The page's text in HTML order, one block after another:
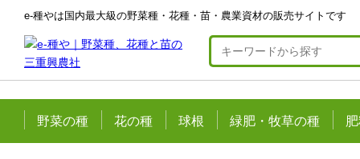
e-種やは国内最大級の野菜種・花種・苗・農業資材の販売サイトです
野菜の種 花の種 球根 緑肥・牧草の種